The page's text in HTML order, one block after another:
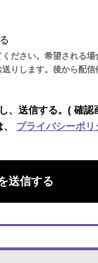
ださい。希望される
りします。後から配信
、送信する。( 確認
プライバシーポリ
送信する